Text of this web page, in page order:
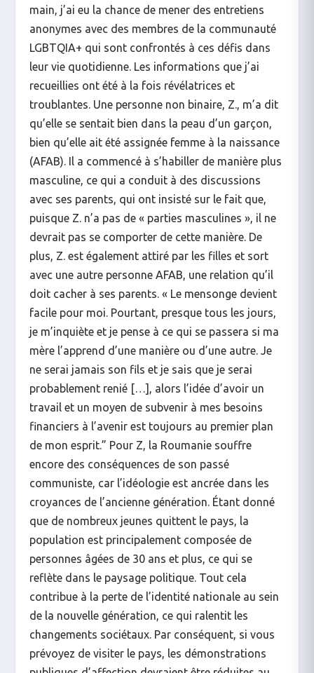
main, j’ai eu la chance de mener des entretiens
anonymes avec des membres de la communauté
LGBTQIA+ qui sont confrontés à ces défis dans
leur vie quotidienne. Les informations que j’ai
recueillies ont été à la fois révélatrices et
troublantes. Une personne non binaire, Z., m’a dit
qu’elle se sentait bien dans la peau d’un garçon,
bien qu’elle ait été assignée femme à la naissance
(AFAB). Il a commencé à s’habiller de manière plus
masculine, ce qui a conduit à des discussions
avec ses parents, qui ont insisté sur le fait que,
puisque Z. n’a pas de « parties masculines », il ne
devrait pas se comporter de cette manière. De
plus, Z. est également attiré par les filles et sort
avec une autre personne AFAB, une relation qu’il
doit cacher à ses parents. « Le mensonge devient
facile pour moi. Pourtant, presque tous les jours,
je m’inquiète et je pense à ce qui se passera si ma
mère l’apprend d’une manière ou d’une autre. Je
ne serai jamais son fils et je sais que je serai
probablement renié […], alors l’idée d’avoir un
travail et un moyen de subvenir à mes besoins
financiers à l’avenir est toujours au premier plan
de mon esprit.” Pour Z, la Roumanie souffre
encore des conséquences de son passé
communiste, car l’idéologie est ancrée dans les
croyances de l’ancienne génération. Étant donné
que de nombreux jeunes quittent le pays, la
population est principalement composée de
personnes âgées de 30 ans et plus, ce qui se
reflète dans le paysage politique. Tout cela
contribue à la perte de l’identité nationale au sein
de la nouvelle génération, ce qui ralentit les
changements sociétaux. Par conséquent, si vous
prévoyez de visiter le pays, les démonstrations